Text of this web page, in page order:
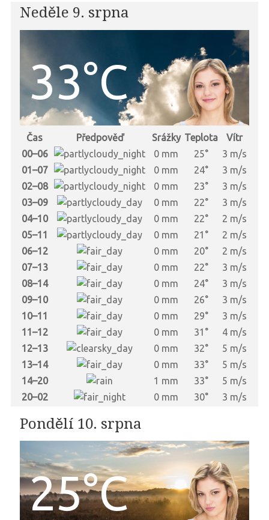
Neděle 9. srpna
33°C
Čas Předpověď Srážky Teplota
Vítr
00–06
0 mm 25°
3 m/s
01–07
0 mm 24°
3 m/s
02–08
0 mm 23°
3 m/s
03–09
0 mm 22°
3 m/s
04–10
0 mm 22°
2 m/s
05–11
0 mm 21°
2 m/s
06–12
0 mm 20°
2 m/s
07–13
0 mm 22°
3 m/s
08–14
0 mm 24°
3 m/s
09–10
0 mm 26°
3 m/s
10–11
0 mm 29°
3 m/s
11–12
0 mm 31°
4 m/s
12–13
0 mm 32°
5 m/s
13–14
0 mm 33°
5 m/s
14–20
1 mm 33°
5 m/s
20–02
0 mm 30° 3 m/s
Pondělí 10. srpna
25°C